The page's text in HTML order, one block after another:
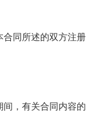
同所述的双方注册
，有关合同内容的